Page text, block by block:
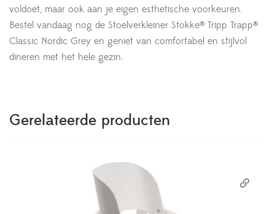
voldoet, maar ook aan je eigen esthetische voorkeuren.
Bestel vandaag nog de Stoelverkleiner Stokke® Tripp Trapp®
Classic Nordic Grey en geniet van comfortabel en stijlvol
dineren met het hele gezin.
Gerelateerde producten